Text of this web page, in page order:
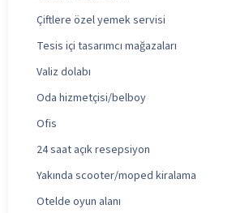
Çiftlere özel yemek servisi
Tesis içi tasarımcı mağazaları
Valiz dolabı
Oda hizmetçisi/belboy
Ofis
24 saat açık resepsiyon
Yakında scooter/moped kiralama
Otelde oyun alanı